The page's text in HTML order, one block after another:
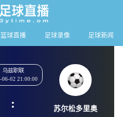
篮球直播 足球录像 足球新闻
乌兹职联
2026-06-02 21:00:00